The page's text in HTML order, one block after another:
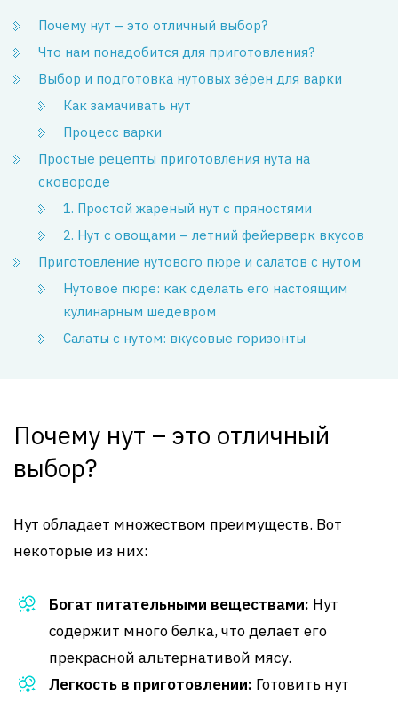
Почему нут – это отличный выбор?
Что нам понадобится для приготовления?
Выбор и подготовка нутовых зёрен для варки
Как замачивать нут
Процесс варки
Простые рецепты приготовления нута на
сковороде
1. Простой жареный нут с пряностями
2. Нут с овощами – летний фейерверк вкусов
Приготовление нутового пюре и салатов с нутом
Нутовое пюре: как сделать его настоящим
кулинарным шедевром
Салаты с нутом: вкусовые горизонты
Почему нут – это отличный
выбор?
Нут обладает множеством преимуществ. Вот
некоторые из них:
Богат питательными веществами: Нут
содержит много белка, что делает его
прекрасной альтернативой мясу.
Легкость в приготовлении: Готовить нут